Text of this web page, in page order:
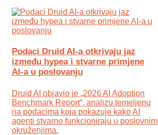
Podaci Druid AI-a otkrivaju jaz
između hypea i stvarne primjene
AI-a u poslovanju
Druid AI objavio je „2026 AI Adoption
Benchmark Report“, analizu temeljenu
na podacima koja pokazuje kako AI
agenti stvarno funkcioniraju u poslovnim
okruženjima.